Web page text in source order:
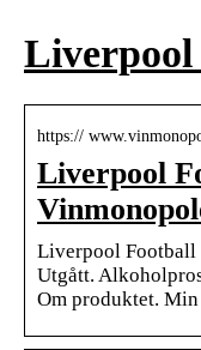
Liverpool
https://
Liverpool
Liverpool
Utgått.
Om produktet.